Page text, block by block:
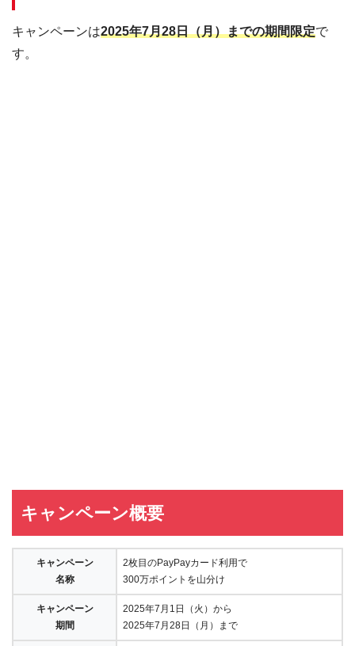
キャンペーンは2025年7月28日（月）までの期間限定で
す。
キャンペーン概要
キャンペーン
名称
2枚目のPayPayカード利用で
300万ポイントを山分け
キャンペーン
期間
2025年7月1日（火）から
2025年7月28日（月）まで